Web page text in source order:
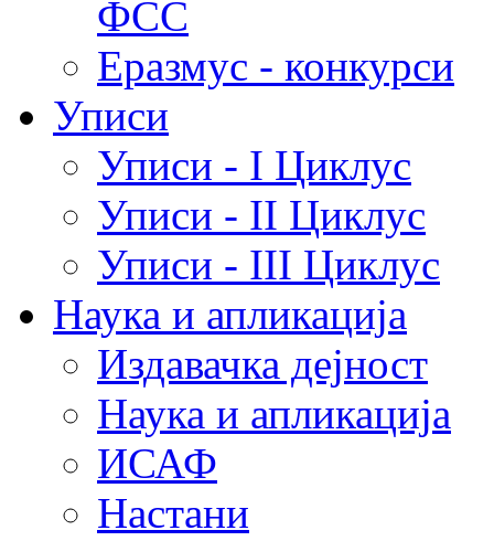
ФСС
Еразмус - конкурси
Уписи
Уписи - I Циклус
Уписи - II Циклус
Уписи - III Циклус
Наука и апликација
Издавачка дејност
Наука и апликација
ИСАФ
Настани